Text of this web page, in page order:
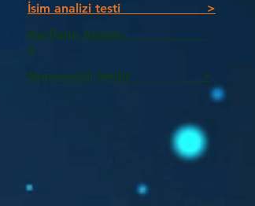
İsim analizi testi >
Harflerin Anlamı
>
Numeroloji Nedir_________ >